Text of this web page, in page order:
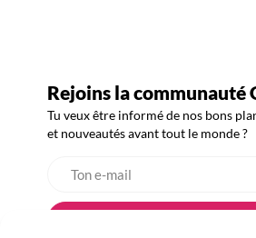
Rejoins la communauté
Tu veux être informé de nos bons
et nouveautés avant tout le monde ?